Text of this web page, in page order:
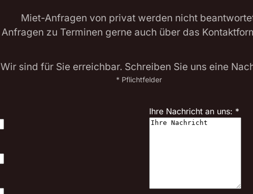
Miet-Anfragen von privat werden nicht
Anfragen zu Terminen gerne auch über das
Wir sind für Sie erreichbar. Schreiben Sie uns eine
* Pflichtfelder
Ihre Nachricht an uns: *